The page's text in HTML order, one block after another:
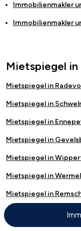
Immobilienmakler
Immobilienmakler
Mietspiegel in
Mietspiegel in
Mietspiegel in
Mietspiegel in
Mietspiegel in
Mietspiegel in
Mietspiegel in
Mietspiegel in
Mietspiegel in